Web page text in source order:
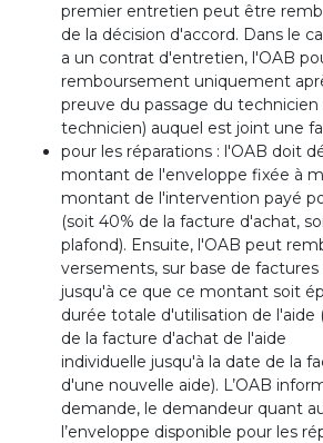
premier entretien peut être
de la décision d'accord. Dans le
a un contrat d'entretien, l'OAB
remboursement uniquement
preuve du passage du technicien
technicien) auquel est joint une
pour les réparations : l'OAB doit
montant de l'enveloppe fixée à
montant de l'intervention payé
(soit 40% de la facture d'achat,
plafond). Ensuite, l'OAB peut
versements, sur base de factures
jusqu'à ce que ce montant soit
durée totale d'utilisation de l'aide
de la facture d'achat de l'aide
individuelle jusqu'à la date de la
d'une nouvelle aide). L’OAB
demande, le demandeur quant
l’enveloppe disponible pour les